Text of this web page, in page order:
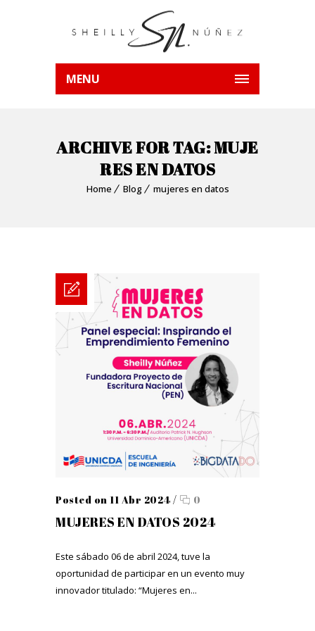
MENU
ARCHIVE FOR TAG: MUJE
RES EN DATOS
Home Blog mujeres en datos
Posted on 11 Abr 2024 / 0
MUJERES EN DATOS 2024
Este sábado 06 de abril 2024, tuve la
oportunidad de participar en un evento muy
innovador titulado: “Mujeres en...